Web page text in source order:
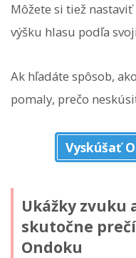
Môžete si tiež
výšku hlasu podľa
Ak hľadáte spôsob,
pomaly, prečo
Vyskúšať
Ukážky zvuku
skutočne
Ondoku